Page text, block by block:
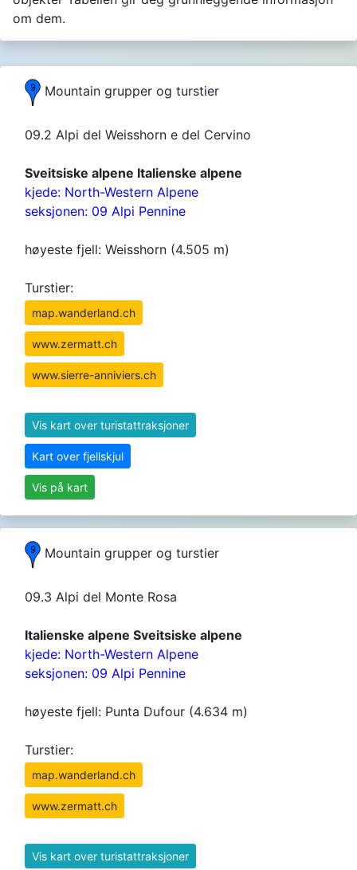
om dem.
Mountain grupper og turstier
09.2 Alpi del Weisshorn e del Cervino
Sveitsiske alpene Italienske alpene
kjede: North-Western Alpene
seksjonen: 09 Alpi Pennine
høyeste fjell: Weisshorn (4.505 m)
Turstier:
map.wanderland.ch
www.zermatt.ch
www.sierre-anniviers.ch
Vis kart over turistattraksjoner
Kart over fjellskjul
Vis på kart
Mountain grupper og turstier
09.3 Alpi del Monte Rosa
Italienske alpene Sveitsiske alpene
kjede: North-Western Alpene
seksjonen: 09 Alpi Pennine
høyeste fjell: Punta Dufour (4.634 m)
Turstier:
map.wanderland.ch
www.zermatt.ch
Vis kart over turistattraksjoner